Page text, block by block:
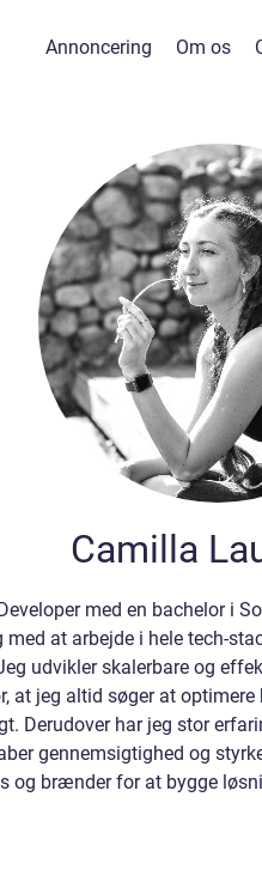
Annoncering Om os
Camilla
med en bachelor i
at arbejde i hele tech-
udvikler skalerbare og
at jeg altid søger at
Derudover har jeg stor
gennemsigtighed og
brænder for at bygge